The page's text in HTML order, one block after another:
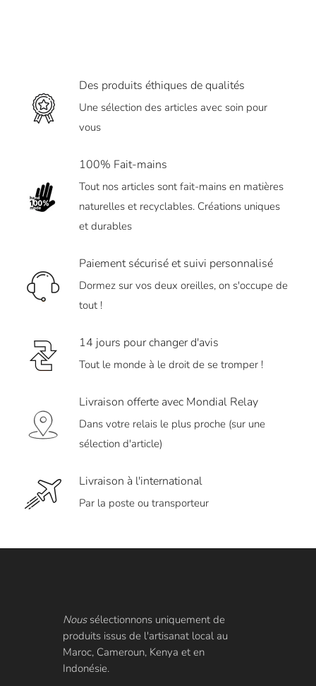
Des produits éthiques de qualités
Une sélection des articles avec soin pour
vous
100% Fait-mains
Tout nos articles sont fait-mains en matières
naturelles et recyclables. Créations uniques
et durables
Paiement sécurisé et suivi personnalisé
Dormez sur vos deux oreilles, on s'occupe de
tout !
14 jours pour changer d'avis
Tout le monde à le droit de se tromper !
Livraison offerte avec Mondial Relay
Dans votre relais le plus proche (sur une
sélection d'article)
Livraison à l'international
Par la poste ou transporteur
Noussélectionnons uniquement de
produits issus de l'artisanat local au
Maroc, Cameroun, Kenya et en
Indonésie.